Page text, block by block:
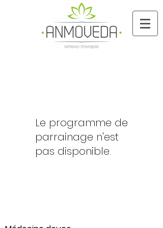
Le programme de
parrainage n'est
pas disponible.